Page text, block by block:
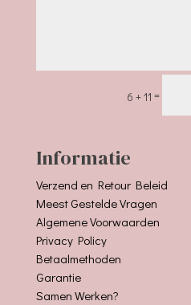
6 + 11 =
Informatie
Verzend en Retour Beleid
Meest Gestelde Vragen
Algemene Voorwaarden
Privacy Policy
Betaalmethoden
Garantie
Samen Werken?